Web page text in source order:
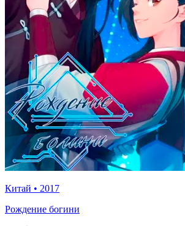
Китай • 2017
Рождение богини